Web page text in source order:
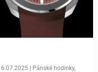
| Pánské hodinky,